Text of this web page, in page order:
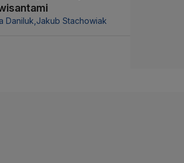
Daniluk, Jakub Stachowiak